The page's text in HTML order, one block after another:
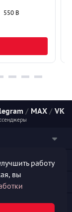
550 В
/ MAX / VK
работу
вы